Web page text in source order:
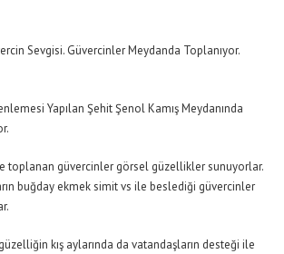
Sevgisi. Güvercinler Meydanda Toplanıyor.
Yapılan Şehit Şenol Kamış Meydanında
toplanan güvercinler görsel güzellikler sunuyorlar.
buğday ekmek simit vs ile beslediği güvercinler
kış aylarında da vatandaşların desteği ile